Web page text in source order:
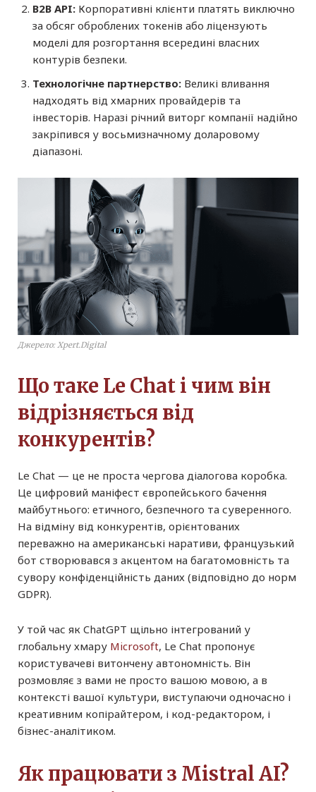
B2B API: Корпоративні клієнти платять виключно
за обсяг оброблених токенів або ліцензують
моделі для розгортання всередині власних
контурів безпеки.
Технологічне партнерство: Великі вливання
надходять від хмарних провайдерів та
інвесторів. Наразі річний виторг компанії надійно
закріпився у восьмизначному доларовому
діапазоні.
Джерело: Xpert.Digital
Що таке Le Chat і чим він
відрізняється від
конкурентів?
Le Chat — це не проста чергова діалогова коробка.
Це цифровий маніфест європейського бачення
майбутнього: етичного, безпечного та суверенного.
На відміну від конкурентів, орієнтованих
переважно на американські наративи, французький
бот створювався з акцентом на багатомовність та
сувору конфіденційність даних (відповідно до норм
GDPR).
У той час як ChatGPT щільно інтегрований у
глобальну хмару Microsoft, Le Chat пропонує
користувачеві витончену автономність. Він
розмовляє з вами не просто вашою мовою, а в
контексті вашої культури, виступаючи одночасно і
креативним копірайтером, і код-редактором, і
бізнес-аналітиком.
Як працювати з Mistral AI?